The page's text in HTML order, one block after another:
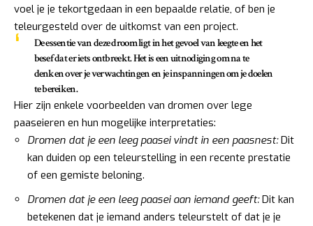
voel je je tekortgedaan in een bepaalde relatie, of ben je
teleurgesteld over de uitkomst van een project.
De essentie van deze droom ligt in het gevoel van leegte en het
besef dat er iets ontbreekt. Het is een uitnodiging om na te
denken over je verwachtingen en je inspanningen om je doelen
te bereiken.
Hier zijn enkele voorbeelden van dromen over lege
paaseieren en hun mogelijke interpretaties:
Dromen dat je een leeg paasei vindt in een paasnest:Dit
kan duiden op een teleurstelling in een recente prestatie
of een gemiste beloning.
Dromen dat je een leeg paasei aan iemand geeft:Dit kan
betekenen dat je iemand anders teleurstelt of dat je je